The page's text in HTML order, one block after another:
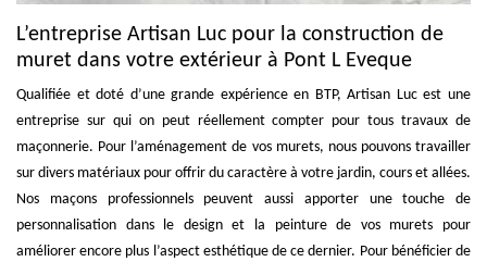
L’entreprise Artisan Luc pour la construction de
muret dans votre extérieur à Pont L Eveque
Qualifiée et doté d’une grande expérience en BTP, Artisan Luc est une
entreprise sur qui on peut réellement compter pour tous travaux de
maçonnerie. Pour l’aménagement de vos murets, nous pouvons travailler
sur divers matériaux pour offrir du caractère à votre jardin, cours et allées.
Nos maçons professionnels peuvent aussi apporter une touche de
personnalisation dans le design et la peinture de vos murets pour
améliorer encore plus l’aspect esthétique de ce dernier. Pour bénéficier de